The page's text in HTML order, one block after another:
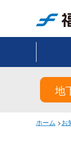
地
ホーム >お